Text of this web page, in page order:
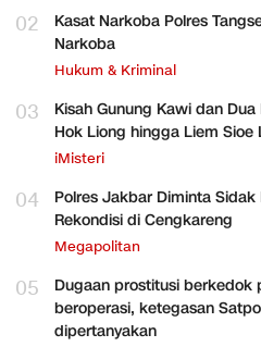
02
Kasat Narkoba Polres
Narkoba
Hukum & Kriminal
03
Kisah Gunung Kawi dan
Hok Liong hingga Liem Sioe
iMisteri
04
Polres Jakbar Diminta
Rekondisi di Cengkareng
Megapolitan
05
Dugaan prostitusi berkedok
beroperasi, ketegasan
dipertanyakan